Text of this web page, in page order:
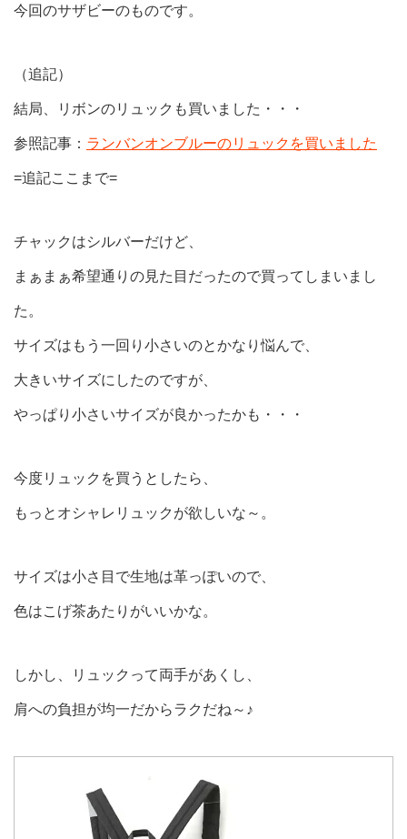
今回のサザビーのものです。
（追記）
結局、リボンのリュックも買いました・・・
参照記事： ランバンオンブルーのリュックを買いました
=追記ここまで=
チャックはシルバーだけど、
まぁまぁ希望通りの見た目だったので買ってしまいまし
た。
サイズはもう一回り小さいのとかなり悩んで、
大きいサイズにしたのですが、
やっぱり小さいサイズが良かったかも・・・
今度リュックを買うとしたら、
もっとオシャレリュックが欲しいな～。
サイズは小さ目で生地は革っぽいので、
色はこげ茶あたりがいいかな。
しかし、リュックって両手があくし、
肩への負担が均一だからラクだね～♪